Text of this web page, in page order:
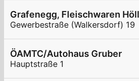
Grafenegg, Fleischwaren
Gewerbestraße (Walkersdorf) 19
ÖAMTC/Autohaus Gruber
Hauptstraße 1